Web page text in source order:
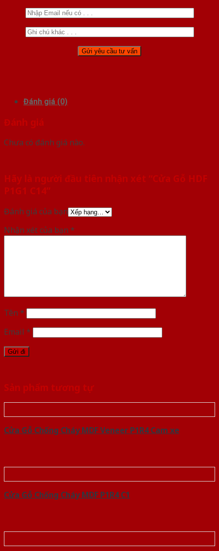
Đánh giá (0)
Đánh giá
Chưa có đánh giá nào.
Hãy là người đầu tiên nhận xét “Cửa Gỗ HDF
P1G1 C14”
Đánh giá của bạn
Nhận xét của bạn *
Tên *
Email *
Sản phẩm tương tự
Cửa Gỗ Chống Cháy MDF Veneer P1R4 Cam xe
Cửa Gỗ Chống Cháy MDF P1R4 C1